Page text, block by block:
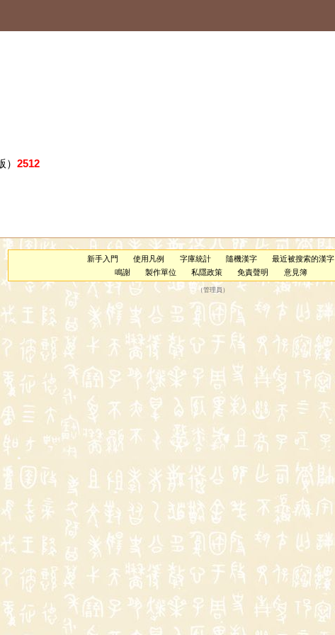
2512
新手入門 使用凡例 字庫統計 隨機漢字
最近被搜索的漢字
鳴謝
製作單位 私隱政策 免責聲明 意見簿
（管理員 ）